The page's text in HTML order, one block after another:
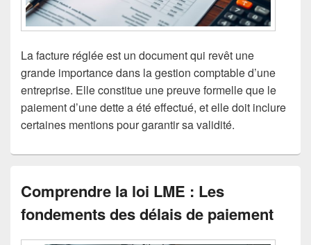
La facture réglée est un document qui revêt une
grande importance dans la gestion comptable d’une
entreprise. Elle constitue une preuve formelle que le
paiement d’une dette a été effectué, et elle doit inclure
certaines mentions pour garantir sa validité.
Comprendre la loi LME : Les
fondements des délais de paiement